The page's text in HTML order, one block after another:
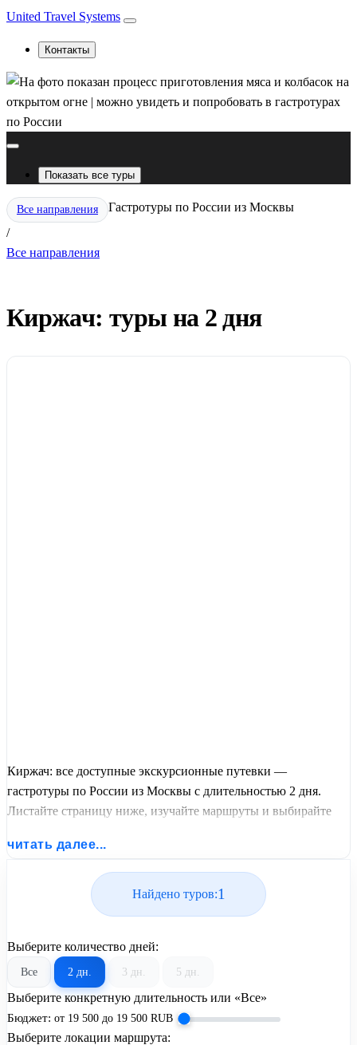
United Travel Systems
Контакты
Показать все туры
Все направления
/
Гастротуры по России из Москвы
Все направления
Киржач: туры на 2 дня
Киржач: все доступные экскурсионные путевки —
гастротуры по России из Москвы с длительностью 2 дня.
Листайте страницу ниже, изучайте маршруты и выбирайте
предложений от United Travel Systems.
читать далее...
Найдено туров:1
Выберите количество дней:
Все 2 дн. 3 дн. 5 дн.
Выберите конкретную длительность или «Все»
Бюджет: от 19 500 до 19 500 RUB
Выберите локации маршрута: